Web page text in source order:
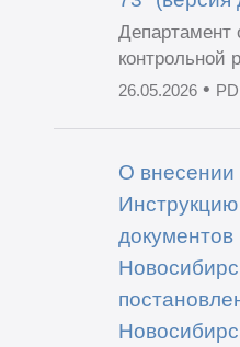
Департамент
контрольной
26.05.2026•
О внесении